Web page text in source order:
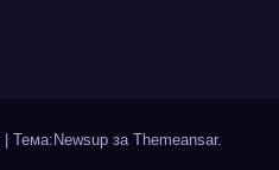
Тема:Newsup за Themeansar.